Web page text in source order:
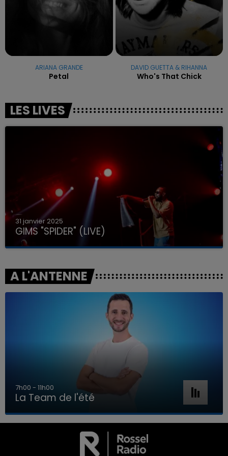
LA TEAM DE L'ÉTÉ
ARIANA GRANDE
Petal
DAVID GUETTA & RIHANNA
Who's That Chick
LES LIVES
31 janvier 2025
GIMS "SPIDER" (LIVE)
A L'ANTENNE
7h00 - 11h00
La Team de l'été